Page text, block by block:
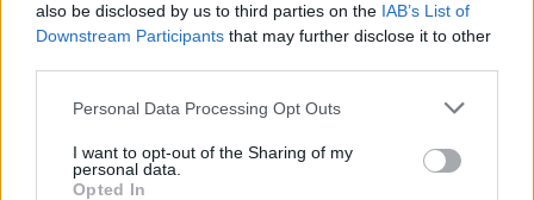
also be disclosed by us to third parties on the IAB’s List of
Downstream Participants that may further disclose it to other
Personal Data Processing Opt Outs
I want to opt-out of the Sharing of my
personal data.
Opted In
Cómo ir desde Tarragona a Orbaizeta